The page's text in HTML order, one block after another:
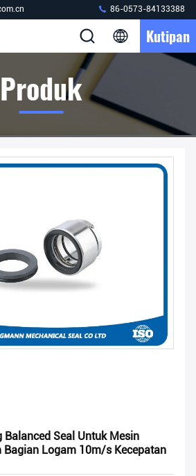
86-0573-84133388
Kutipan
Produk
Balanced Seal Untuk Mesin
Bagian Logam 10m/s Kecepatan